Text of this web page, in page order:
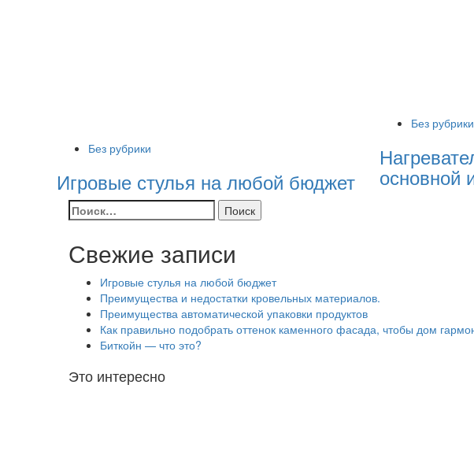
Без рубрики
Игровые стулья на любой бюджет
Без рубрики
основной
Найти:
Свежие записи
Игровые стулья на любой бюджет
Преимущества и недостатки кровельных материалов.
Преимущества автоматической упаковки продуктов
Как правильно подобрать оттенок каменного фасада, чтобы дом
Биткойн — что это?
Это интересно